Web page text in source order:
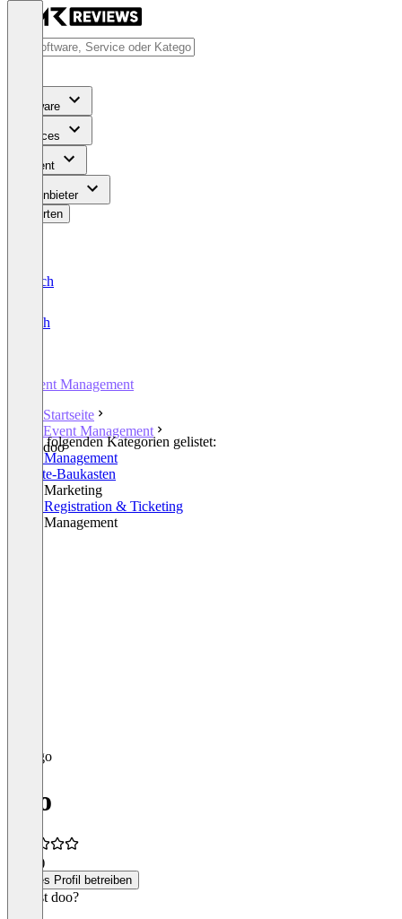
Software
Services
Content
Für Anbieter
Bewerten
Deutsch
English
Event Management
Startseite
Event Management
doo
In den folgenden Kategorien gelistet:
Event Management
Website-Baukasten
Event Marketing
Event Registration & Ticketing
Email Management
doo
(1)
Dieses Profil betreiben
Was ist doo?